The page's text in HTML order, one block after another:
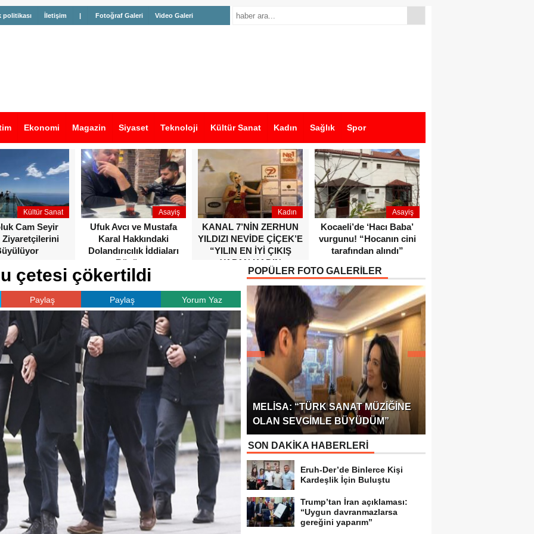
politikası İletişim | Fotoğraf Galeri Video Galeri
Ekonomi Magazin Siyaset Teknoloji Kültür Sanat Kadın Sağlık Spor
Kültür Sanat
Cam Seyir
Ziyaretçilerini
Asayiş
Ufuk Avcı ve Mustafa
Karal Hakkındaki
Dolandırıcılık İddiaları
Büyüyor
Kadın
KANAL 7’NİN ZERHUN
YILDIZI NEVİDE ÇİÇEK’E
“YILIN EN İYİ ÇIKIŞ
YAPAN KADIN
OYUNCUSU” ÖDÜLÜ!
Asayiş
Kocaeli’de ‘Hacı Baba’
vurgunu! “Hocanın cini
tarafından alındı”
çetesi çökertildi
Paylaş Paylaş Yorum Yaz
POPÜLER FOTO GALERİLER
MELISA: “TÜRK SANAT MÜZIĞINE
OLAN SEVGIMLE BÜYÜDÜM”
SON DAKİKA HABERLERİ
Eruh-Der’de Binlerce Kişi
Kardeşlik İçin Buluştu
Trump’tan İran açıklaması:
“Uygun davranmazlarsa
gereğini yaparım”